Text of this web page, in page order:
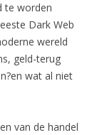
te worden
Dark Web
wereld
geld-terug
wat al niet
van de handel